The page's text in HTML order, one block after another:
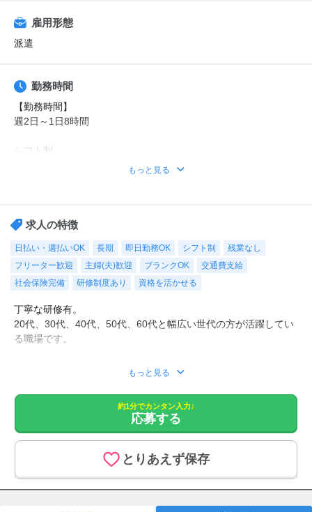
雇用形態
派遣
勤務時間
【勤務時間】
週2日～1日8時間
シフト制
時短や曜日固定などの希望もご相談ください。
②9時00分～18時00分（休憩1時間）
【休日・休暇】
平日のみ、日勤のみ、週2日・・・などご希望をお聞かせくださ
もちろん週5日フルタイムも大歓迎！
シフトも選べるので、あなたに合った働き方をご提案します！
もっと見る
求人の特徴
日払い・週払いOK 長期 即日勤務OK シフト制
残業なし
フリーター歓迎
主婦(夫)歓迎 ブランクOK
交通費支給
社会保険完備
研修制度あり 資格を活かせる
丁寧な研修有。
20代、30代、40代、50代、60代と幅広い世代の方が活躍してい
る職場です。
応募をいただきましたら、こちらより追ってご連絡させていただ
1. 応募フォームからご応募
2. もしくはお電話にてお問い合わせください。
あなたのスキルを必要としている職場があります！
最短3日でお仕事開始！
高収入&働きやすさ重視のお仕事探し
もっと見る
とりあえず保存
約1分でカンタン入力♪
応募する